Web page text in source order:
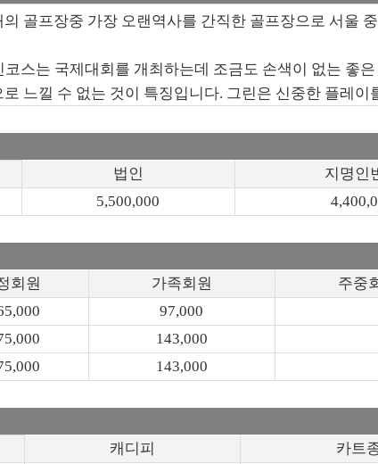
골프장중 가장 오랜역사를 간직한 골프장으로 서울
스는 국제대회를 개최하는데 조금도 손색이 없는 좋
느낄 수 없는 것이 특징입니다. 그린은 신중한 플레이
법인 지명인
5,500,000
회원 가족회원 주중
97,000
143,000
143,000
캐디피 카트